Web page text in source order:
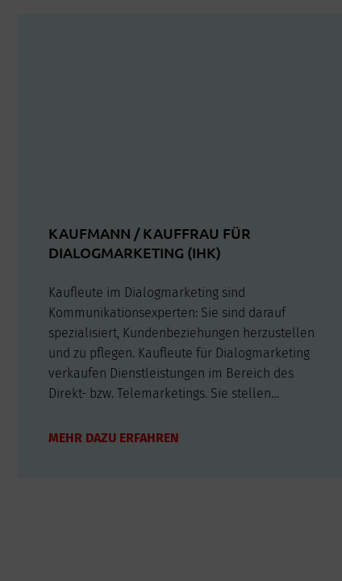
KAUFMANN / KAUFFRAU FÜR
DIALOGMARKETING (IHK)
Kaufleute im Dialogmarketing sind
Kommunikationsexperten: Sie sind darauf
spezialisiert, Kundenbeziehungen herzustellen
und zu pflegen. Kaufleute für Dialogmarketing
verkaufen Dienstleistungen im Bereich des
Direkt- bzw. Telemarketings. Sie stellen
Kundendialog und kontrollieren den Erfolg von
MEHR DAZU ERFAHREN